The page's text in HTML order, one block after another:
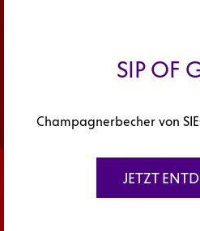
SIP OF
Champagnerbecher von
JETZT